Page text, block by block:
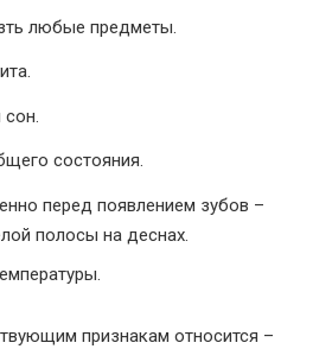
любые предметы.
состояния.
перед появлением зубов –
полосы на деснах.
признакам относится –